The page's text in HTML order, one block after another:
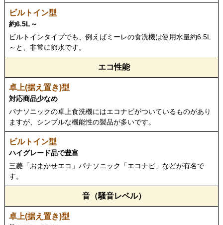
約6.5L～
ビルトインタイプでも、例えばミーレの食洗機は使用水量約6.5L
～と、非常に節水です。
エコ性能
対応商品少なめ
パナソニックの卓上食洗機にはエコナビがついているものがあり
ますが、シンプルな機能性の製品が多いです。
ハイグレード品で豊富
三菱「おまかせエコ」パナソニック「エコナビ」などが有名で
す。
音（騒音レベル）